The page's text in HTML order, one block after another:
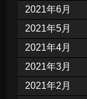
2021年6月
2021年5月
2021年4月
2021年3月
2021年2月